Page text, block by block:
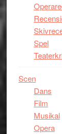
Spel
Scen
Dans
Film
Musikal
Opera